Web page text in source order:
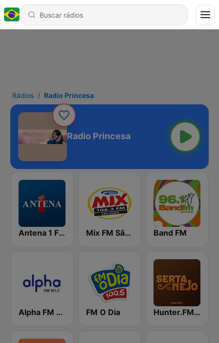
Rádios Radio Princesa
Radio Princesa
Antena 1 FM Mix FM São Paulo Band FM
Alpha FM 101.7 FM O Dia Hunter.FM - Sertanejo